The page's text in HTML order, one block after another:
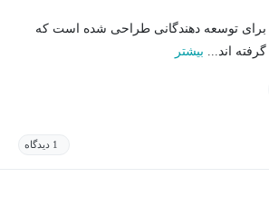
این دوره پیشرفته CSS برای توسعه دهندگانی طراحی شده است که
بیشتر
1 دیدگاه